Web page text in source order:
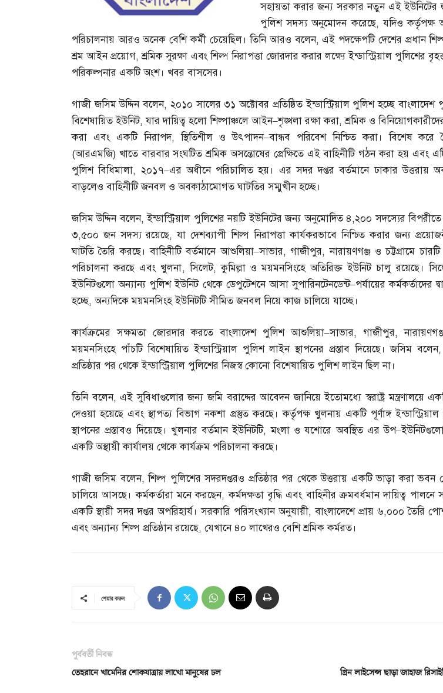
সহায়তা করার জন্য সরকার নতুন এই
পুলিশ সদস্য অনুমোদন করেছে,যদিও কর্তৃপক্ষ
পরিচালনায় আরও অনেক বেশি কর্মী চেয়েছিল। তিনি আরও বলেন,এই পদক্ষেপটি দেশের প্রধান
শ্রম আইন প্রয়োগ,শ্রমিক সুরক্ষা এবং শিল্প নিরাপত্তা জোরদার করার লক্ষ্যে ইন্ডাস্ট্রিয়াল পুলিশের
পরিকল্পনার একটি অংশ। খবর বাসসের।
গাজী জসিম উদ্দিন বলেন, ২০১০ সালের ৩১ অক্টোবর প্রতিষ্ঠিত ইন্ডাস্ট্রিয়াল পুলিশ হচ্ছে
বিশেষায়িত ইউনিট,যার দায়িত্ব হলো শিল্পাঞ্চলে আইন–শৃঙ্খলা রক্ষা করা,শ্রমিক ও
করা এবং একটি নিরাপদ,স্থিতিশীল ও উৎপাদন–বান্ধব পরিবেশ নিশ্চিত করা। বিশেষ করে
(আরএমজি) খাতে বারবার সংঘটিত শ্রমিক অসন্তোষের প্রেক্ষিতে এই বাহিনীটি গঠন করা হয় এবং এটি
পুলিশ বিধিমালা, ২০১৭–এর অধীনে পরিচালিত হয়। এর সদর দপ্তর বর্তমানে ঢাকার উত্তরায়
বাড়লেও বাহিনীটি জনবল ও অবকাঠামোগত ঘাটতির সম্মুখীন হচ্ছে।
জসিম উদ্দিন বলেন,ইন্ডাস্ট্রিয়াল পুলিশের নয়টি ইউনিটের জন্য অনুমোদিত ৪,২০০ সদস্যের বিপরীতে
৩,৫০০ জন সদস্য রয়েছে,যা দেশব্যাপী শিল্প নিরাপত্তা কার্যকরভাবে নিশ্চিত করার জন্য
ঘাটতি তৈরি করছে। বাহিনীটি বর্তমানে আশুলিয়া–সাভার,গাজীপুর,নারায়ণগঞ্জ ও চট্টগ্রামে চারটি
পরিচালনা করছে এবং খুলনা,সিলেট,কুমিল্লা ও ময়মনসিংহে অতিরিক্ত ইউনিট চালু রয়েছে।
ইউনিটগুলো অন্যান্য পুলিশ ইউনিট থেকে ডেপুটেশনে আসা সুপারিনটেনডেন্ট–পর্যায়ের কর্মকর্তাদের
হচ্ছে,অন্যদিকে ময়মনসিংহ ইউনিটটি সীমিত জনবল নিয়ে কাজ চালিয়ে যাচ্ছে।
কার্যক্রমের সক্ষমতা জোরদার করতে বাংলাদেশ পুলিশ আশুলিয়া–সাভার, গাজীপুর,
ময়মনসিংহে পাঁচটি বিশেষায়িত ইন্ডাস্ট্রিয়াল পুলিশ লাইন স্থাপনের প্রস্তাব দিয়েছে। জসিম বলেন,
প্রতিষ্ঠার পর থেকে ইন্ডাস্ট্রিয়াল পুলিশের নিজস্ব কোনো বিশেষায়িত পুলিশ লাইন ছিল না।
তিনি বলেন,এই সুবিধাগুলোর জন্য জমি বরাদ্দের আবেদন জানিয়ে ইতোমধ্যে স্বরাষ্ট্র মন্ত্রণালয়ে
দেওয়া হয়েছে এবং স্থাপত্য বিভাগ নকশা প্রস্তুত করছে। কর্তৃপক্ষ খুলনায় একটি পূর্ণাঙ্গ
স্থাপনের প্রস্তাবও দিয়েছে। খুলনার বর্তমান ইউনিটটি,মংলা ও যশোরে অবস্থিত এর উপ–
একটি অস্থায়ী কার্যালয় থেকে কার্যক্রম পরিচালনা করছে।
গাজী জসিম বলেন,শিল্প পুলিশের সদরদপ্তরও প্রতিষ্ঠার পর থেকে উত্তরায় একটি ভাড়া করা ভবন
চালিয়ে আসছে। কর্মকর্তারা মনে করছেন,কর্মদক্ষতা বৃদ্ধি এবং বাহিনীর ক্রমবর্ধমান দায়িত্ব
একটি স্থায়ী সদর দপ্তর অপরিহার্য। সরকারি পরিসংখ্যান অনুযায়ী,বাংলাদেশে প্রায় ৬,০০০ তৈরি
এবং অন্যান্য শিল্প প্রতিষ্ঠান রয়েছে, যেখানে ৪০ লাখেরও বেশি শ্রমিক কর্মরত।
শেয়ার করুন
পূর্ববর্তী নিবন্ধ
তেহরানে খামেনির শোকযাত্রায় লাখো মানুষের ঢল
গ্রিন লাইসেন্স ছাড়া জাহাজ